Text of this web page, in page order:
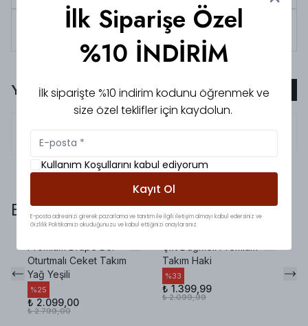
Tüm siparişlerde 3000 TL üzeri kargo ücretsiz!
Yorumlar Yorum Ekle
5.0 Kübra A.
Bunlara da baktınız mı?
Oturtmalı Ceket Takım
Yağ Yeşili
%25
₺ 2.099,00
₺ 2.799,00
Takım Haki
%33
₺ 1.399,99
₺ 2.099,99
İlk Siparişe Özel
%10 İNDİRİM
İlk siparişte %10 indirim kodunu öğrenmek ve
size özel teklifler için kaydolun.
Kullanım Koşullarını kabul ediyorum
Kayıt Ol
E-posta adresinizi girerek pazarlama ve tanıtım ile ilgili iletişim almayı kabul edersiniz ve
Gizlilik Politikamızı okuduğunuzu ve kabul ettiğinizi onaylarsınız.